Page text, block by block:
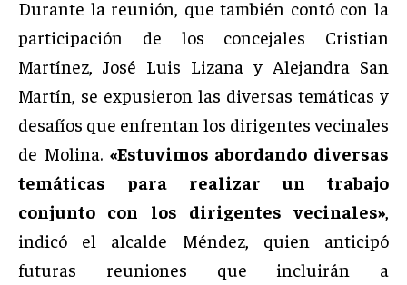
Durante la reunión, que también contó con la
participación de los concejales Cristian
Martínez, José Luis Lizana y Alejandra San
Martín, se expusieron las diversas temáticas y
desafíos que enfrentan los dirigentes vecinales
de Molina. «Estuvimos abordando diversas
temáticas para realizar un trabajo
conjunto con los dirigentes vecinales»
indicó el alcalde Méndez, quien anticipó
futuras reuniones que incluirán a